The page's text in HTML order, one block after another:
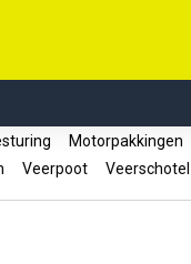
Motorpakkingen
Veerpoot Veerschotel